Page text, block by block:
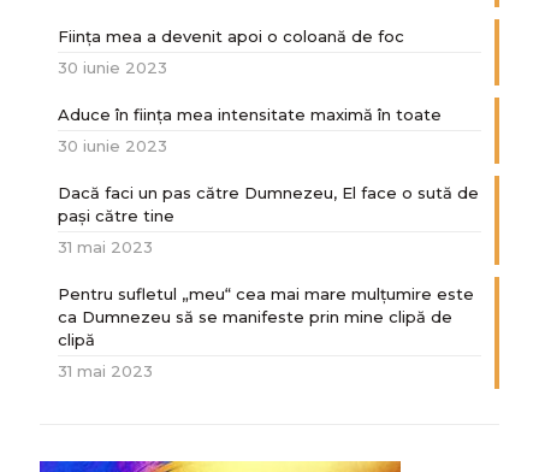
Ființa mea a devenit apoi o coloană de foc
30 iunie 2023
Aduce în ființa mea intensitate maximă în toate
30 iunie 2023
Dacă faci un pas către Dumnezeu, El face o sută de
paşi către tine
31 mai 2023
Pentru sufletul „meu“ cea mai mare mulțumire este
ca Dumnezeu să se manifeste prin mine clipă de
clipă
31 mai 2023